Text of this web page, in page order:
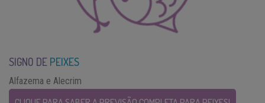
SIGNO DE PEIXES
Alfazema e Alecrim